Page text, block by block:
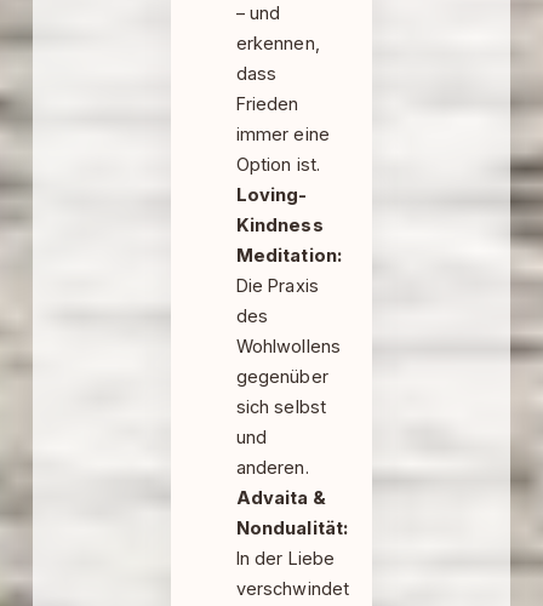
– und
erkennen,
dass
Frieden
immer eine
Option ist.
Loving-
Kindness
Meditation:
Die Praxis
des
Wohlwollens
gegenüber
sich selbst
und
anderen.
Advaita &
Nondualität:
In der Liebe
verschwindet